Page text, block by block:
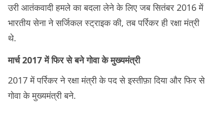
उरी आतंकवादी हमले का बदला लेने के लिए जब सितंबर 2016 में
भारतीय सेना ने सर्जिकल स्ट्राइक की, तब पर्रिकर ही रक्षा मंत्री
थे.
मार्च 2017 में फिर से बने गोवा के मुख्यमंत्री
2017 में पर्रिकर ने रक्षा मंत्री के पद से इस्तीफ़ा दिया और फिर से
गोवा के मुख्यमंत्री बने.